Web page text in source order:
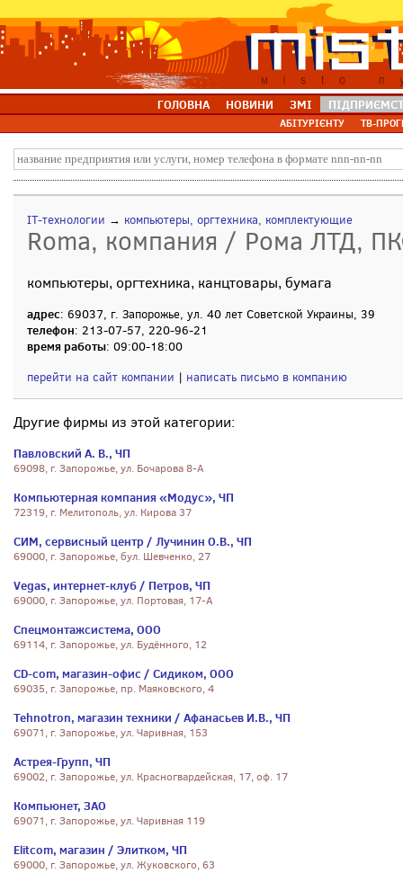
ГОЛОВНА НОВИНИ ЗМІ
АБІТУРІЄНТУ ТВ-
IT-технологии → компьютеры, оргтехника, комплектующие
Roma, компания / Рома ЛТД,
компьютеры, оргтехника, канцтовары, бумага
адрес: 69037, г. Запорожье, ул. 40 лет Советской Украины, 39
телефон: 213-07-57, 220-96-21
время работы: 09:00-18:00
перейти на сайт компании | написать письмо в компанию
Другие фирмы из этой категории:
Павловский А. В., ЧП
69098, г. Запорожье, ул. Бочарова 8-А
Компьютерная компания «Модус», ЧП
72319, г. Мелитополь, ул. Кирова 37
СИМ, сервисный центр / Лучинин О.В., ЧП
69000, г. Запорожье, бул. Шевченко, 27
Vegas, интернет-клуб / Петров, ЧП
69000, г. Запорожье, ул. Портовая, 17-А
Спецмонтажсистема, ООО
69114, г. Запорожье, ул. Будённого, 12
CD-com, магазин-офис / Сидиком, ООО
69035, г. Запорожье, пр. Маяковского, 4
Tehnotron, магазин техники / Афанасьев И.В., ЧП
69071, г. Запорожье, ул. Чаривная, 153
Астрея-Групп, ЧП
69002, г. Запорожье, ул. Красногвардейская, 17, оф. 17
Компьюнет, ЗАО
69071, г. Запорожье, ул. Чаривная 119
Elitcom, магазин / Элитком, ЧП
69000, г. Запорожье, ул. Жуковского, 63